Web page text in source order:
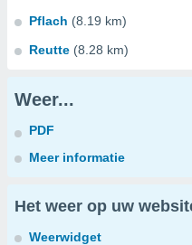
Pflach (8.19 km)
Reutte (8.28 km)
Weer...
PDF
Meer informatie
Het weer op uw
Weerwidget